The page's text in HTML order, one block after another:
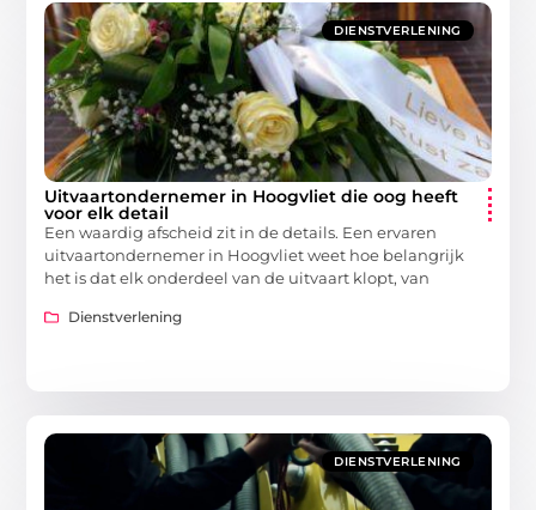
DIENSTVERLENING
Uitvaartondernemer in Hoogvliet die oog heeft
voor elk detail
Een waardig afscheid zit in de details. Een ervaren
uitvaartondernemer in Hoogvliet weet hoe belangrijk
het is dat elk onderdeel van de uitvaart klopt, van
Dienstverlening
DIENSTVERLENING